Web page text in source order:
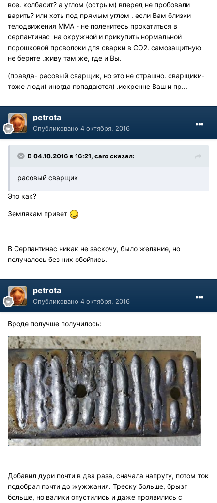
все. колбасит? а углом (острым) вперед не пробовали
варить? или хоть под прямым углом . если Вам близки
телодвижения ММА - не поленитесь прокатиться в
серпантинас на окружной и прикупить нормальной
порошковой проволоки для сварки в СО2. самозащитную
не берите .живу там же, где и Вы.
(правда- расовый сварщик, но это не страшно. сварщики-
тоже люди( иногда попадаются) .искренне Ваш и пр...
petrota
Опубликовано 4 октября, 2016
В 04.10.2016 в 16:21, caro сказал:
расовый сварщик
Это как?
Землякам привет
В Серпантинас никак не заскочу, было желание, но
получалось без них обойтись.
petrota
Опубликовано 4 октября, 2016
Вроде получше получилось:
Добавил дури почти в два раза, сначала напругу, потом ток
подобрал почти до жужжания. Треску больше, брызг
больше, но валики опустились и даже проявились с